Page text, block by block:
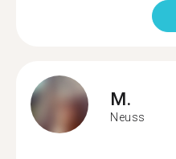
M.
Neuss